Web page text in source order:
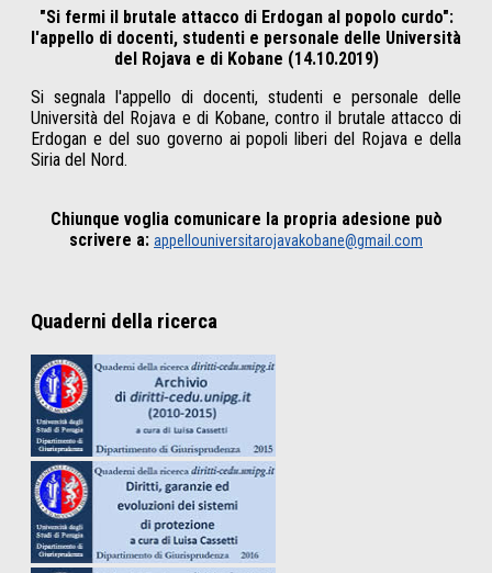
"Si fermi il brutale attacco di Erdogan al popolo curdo":
l'appello di docenti, studenti e personale delle Università
del Rojava e di Kobane (14.10.2019)
Si segnala l'appello di docenti, studenti e personale delle
Università del Rojava e di Kobane, contro il brutale attacco di
Erdogan e del suo governo ai popoli liberi del Rojava e della
Siria del Nord.
Chiunque voglia comunicare la propria adesione può
scrivere a: appellouniversitarojavakobane@gmail.com
Quaderni della ricerca